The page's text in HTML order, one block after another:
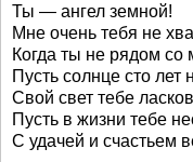
Ты — ангел земной!
Мне очень тебя не
Когда ты не рядом со
Пусть солнце сто лет
Свой свет тебе
Пусть в жизни тебе
С удачей и счастьем